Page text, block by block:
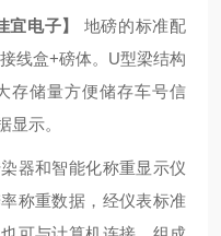
宜电子】 地磅的标准配
线盒+磅体。U型梁结构
存储量方便储存车号信
显示。
器和智能化称重显示仪
称重数据，经仪表标准